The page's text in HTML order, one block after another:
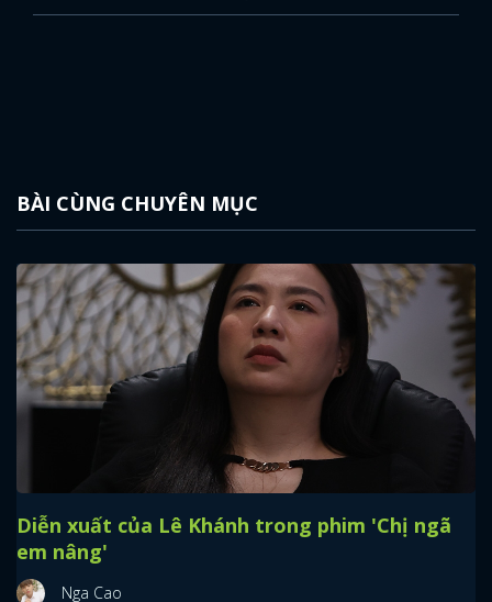
BÀI CÙNG CHUYÊN MỤC
Diễn xuất của Lê Khánh trong phim 'Chị ngã
em nâng'
Nga Cao